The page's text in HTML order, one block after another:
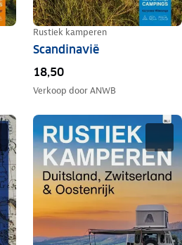
Rustiek kamperen
Scandinavië
18,50
Verkoop doorANWB